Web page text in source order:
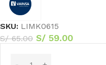
SKU: LIMK0615
S/65.00 S/ 59.00